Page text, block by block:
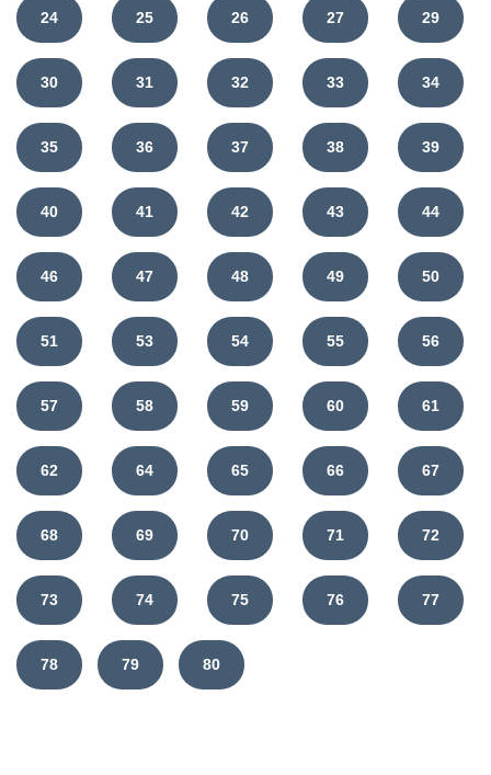
24 25 26 27 29
30 31 32 33 34
35 36 37 38 39
40 41 42 43 44
46 47 48 49 50
51 53 54 55 56
57 58 59 60 61
62 64 65 66 67
68 69 70 71 72
73 74 75 76 77
78 79 80